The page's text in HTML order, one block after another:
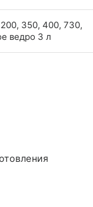
350, 400, 730,
ведро 3 л